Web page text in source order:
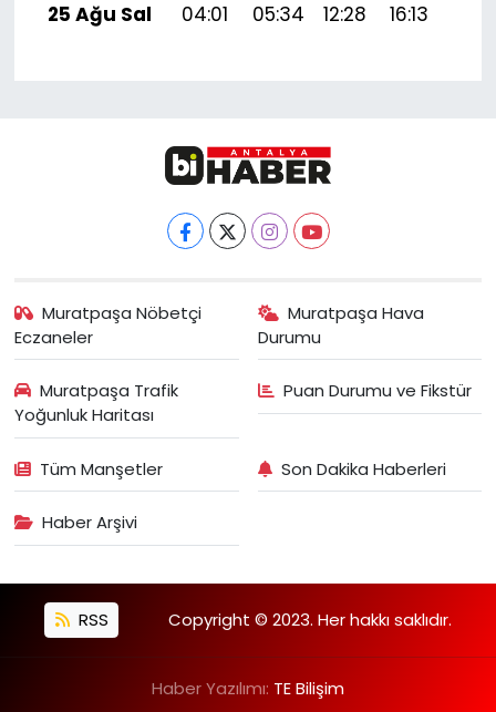
25 Ağu Sal
04:01 05:34 12:28 16:13
Muratpaşa Nöbetçi
Eczaneler
Muratpaşa Hava
Durumu
Muratpaşa Trafik
Yoğunluk Haritası
Puan Durumu ve Fikstür
Tüm Manşetler Son Dakika Haberleri
Haber Arşivi
RSS Copyright © 2023. Her hakkı saklıdır.
Haber Yazılımı: TE Bilişim